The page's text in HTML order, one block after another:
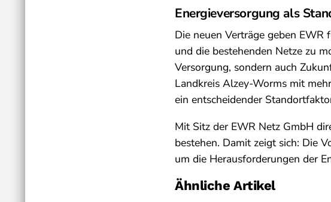
Energieversorgung als
Die neuen Verträge geben
und die bestehenden Netze zu
Versorgung, sondern auch
Landkreis Alzey-Worms mit
ein entscheidender
Mit Sitz der EWR Netz GmbH
bestehen. Damit zeigt sich: Die
um die Herausforderungen der
Ähnliche Artikel